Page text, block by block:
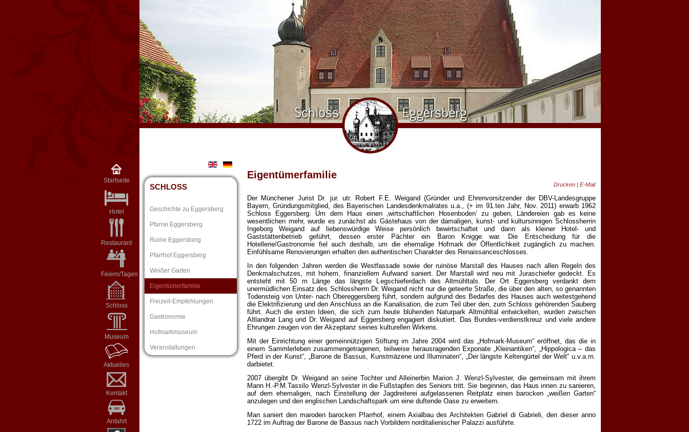
Startseite
Hotel
Restaurant
Feiern/Tagen
Schloss
Museum
Aktuelles
Kontakt
Anfahrt
SCHLOSS
Geschichte zu Eggersberg
Pfarrei Eggersberg
Ruine Eggersberg
Pfarrhof Eggersberg
Weißer Garten
Eigentümerfamilie
Freizeit-Empfehlungen
Gastronomie
Hofmarkmuseum
Veranstaltungen
Eigentümerfamilie
Drucken | E-Mail
Der Münchener Jurist Dr. jur. utr. Robert F.E. Weigand (Gründer und Ehrenvorsitzender der DBV-Landesgruppe
Bayern, Gründungsmitglied, des Bayerischen Landesdenkmalrates u.a., (+ im 91.ten Jahr, Nov. 2011) erwarb 1962
Schloss Eggersberg. Um dem Haus einen ‚wirtschaftlichen Hosenboden’ zu geben, Ländereien gab es keine
wesentlichen mehr, wurde es zunächst als Gästehaus von der damaligen, kunst- und kultursinnigen Schlossherrin
Ingeborg Weigand auf liebenswürdige Weise persönlich bewirtschaftet und dann als kleiner Hotel- und
Gaststättenbetrieb geführt, dessen erster Pächter ein Baron Knigge war. Die Entscheidung für die
Hotellerie/Gastronomie fiel auch deshalb, um die ehemalige Hofmark der Öffentlichkeit zugänglich zu machen.
Einfühlsame Renovierungen erhalten den authentischen Charakter des Renaissanceschlosses.
In den folgenden Jahren werden die Westfassade sowie der ruinöse Marstall des Hauses nach allen Regeln des
Denkmalschutzes, mit hohem, finanziellem Aufwand saniert. Der Marstall wird neu mit Juraschiefer gedeckt. Es
entsteht mit 50 m Länge das längste Legschieferdach des Altmühltals. Der Ort Eggersberg verdankt dem
unermüdlichen Einsatz des Schlossherrn Dr. Weigand nicht nur die geteerte Straße, die über den alten, so genannten
Todensteig von Unter- nach Obereggersberg führt, sondern aufgrund des Bedarfes des Hauses auch weitestgehend
die Elektrifizierung und den Anschluss an die Kanalisation, die zum Teil über den, zum Schloss gehörenden Sauberg
führt. Auch die ersten Ideen, die sich zum heute blühenden Naturpark Altmühltal entwickelten, wurden zwischen
Altlandrat Lang und Dr. Weigand auf Eggersberg engagiert diskutiert. Das Bundes-verdienstkreuz und viele andere
Ehrungen zeugen von der Akzeptanz seines kulturellen Wirkens.
Mit der Einrichtung einer gemeinnützigen Stiftung im Jahre 2004 wird das „Hofmark-Museum“ eröffnet, das die in
einem Sammlerleben zusammengetragenen, teilweise herausragenden Exponate „Kleinantiken“, „Hippologica – das
Pferd in der Kunst“, „Barone de Bassus, Kunstmäzene und Illuminaten“, „Der längste Keltengürtel der Welt“ u.v.a.m.
darbietet.
2007 übergibt Dr. Weigand an seine Tochter und Alleinerbin Marion J. Wenzl-Sylvester, die gemeinsam mit ihrem
Mann H.-P.M.Tassilo Wenzl-Sylvester in die Fußstapfen des Seniors tritt. Sie beginnen, das Haus innen zu sanieren,
auf dem ehemaligen, nach Einstellung der Jagdreiterei aufgelassenen Reitplatz einen barocken „weißen Garten“
anzulegen und den englischen Landschaftspark um eine duftende Oase zu erweitern.
Man saniert den maroden barocken Pfarrhof, einem Axialbau des Architekten Gabriel di Gabrieli, den dieser anno
1722 im Auftrag der Barone de Bassus nach Vorbildern norditalienischer Palazzi ausführte.